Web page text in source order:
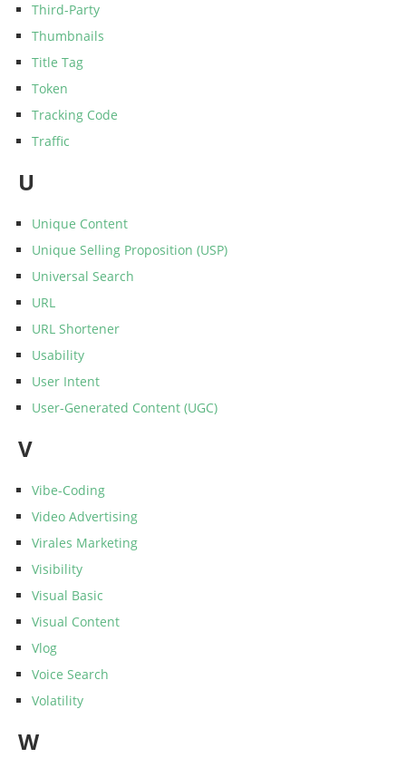
Third-Party
Thumbnails
Title Tag
Token
Tracking Code
Traffic
U
Unique Content
Unique Selling Proposition (USP)
Universal Search
URL
URL Shortener
Usability
User Intent
User-Generated Content (UGC)
V
Vibe-Coding
Video Advertising
Virales Marketing
Visibility
Visual Basic
Visual Content
Vlog
Voice Search
Volatility
W